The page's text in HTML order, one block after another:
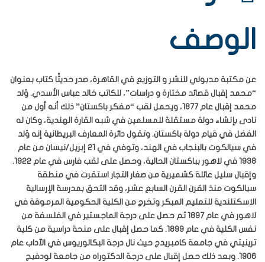
الوصف
عن مكتبة مدبولي للنشر و التوزيع في القاهرة، صدر حديثًا كتاب بعنوان
“‎محمد إقبال قصائد مختارة و دراسات”، للكاتب ‎خالد عباس الأسدي. وُلد
محمد إقبال عام 1877، ويحمل لقب “مفكر باكستان” ذلك أنه أول من
نادى بإنشاء دولة مستقلة للمسلمين في شبه القارة الهندية، وكان له
الفضل في قيام دولة باكستان. وتقول دائرة المعارف البريطانية إنه وُلد
في سيالكوت بالبنجاب في الهند، وتوفي في 21 إبريل/نيسان من عام
1938 في لاهور بباكستان الحالية، وحصل على لقب فارس في عام 1922.
وإقبال سليل عائلة كشميرية من صغار التجار استقرت في منطقة
سيالكوت منذ القرن القرن السابع عشر، وقد التحق بمدرسة الإرسالية
الاسكتلندية للتعليم المبكر وتخرج من الكلية الحكومية المرموقة في
لاهور في عام 1897 ثم حصل على درجة الماجستير في الفلسفة من
نفس الكلية في عام 1899. كما حصل إقبال على منحة دراسية من كلية
ترينيتي في جامعة كامبريدج حيث نال درجة البكالوريوس في الآداب عام
1906. وبعد ذلك حصل إقبال على درجة الدكتوراه من جامعة لودفيج